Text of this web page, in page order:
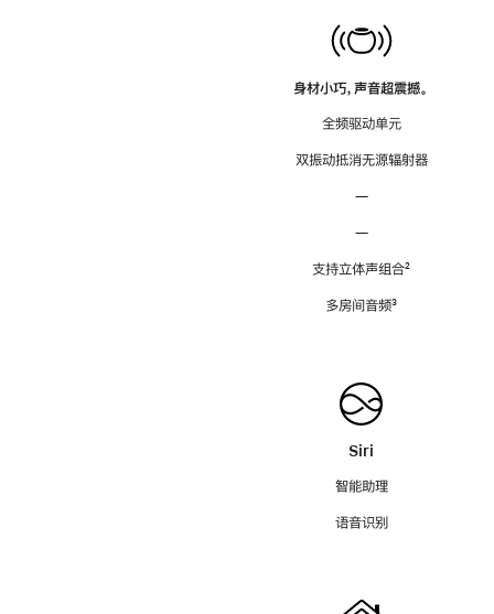
身材小巧，声音超震撼。
全频驱动单元
双振动抵消无源辐射器
—
—
支持立体声组合脚
²
多房间音频脚
³
Siri
智能助理
语音识别